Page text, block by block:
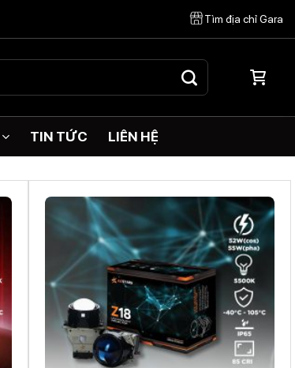
Tìm địa chỉ Gara
TIN TỨC LIÊN HỆ